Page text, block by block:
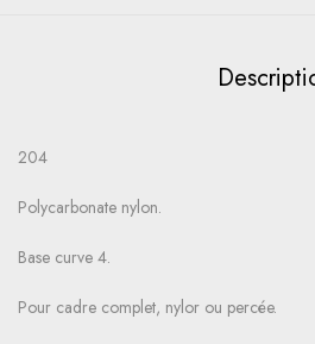
204
Polycarbonate nylon.
Base curve 4.
Pour cadre complet, nylor ou percée.